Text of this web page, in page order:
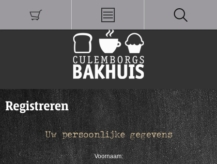
Registreren
Uw persoonlijke gegevens
Voornaam: